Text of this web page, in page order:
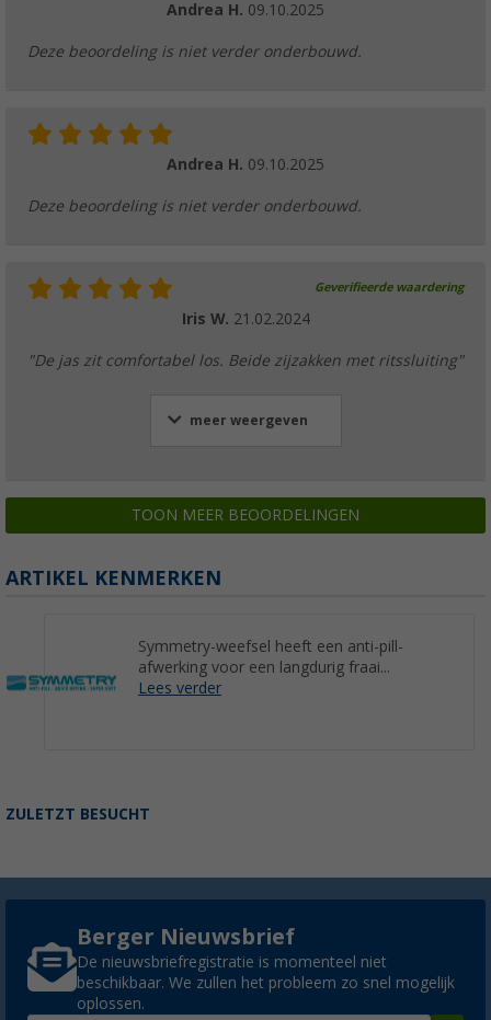
Andrea H. 09.10.2025
Deze beoordeling is niet verder onderbouwd.
Andrea H. 09.10.2025
Deze beoordeling is niet verder onderbouwd.
Geverifieerde waardering
Iris W. 21.02.2024
"De jas zit comfortabel los. Beide zijzakken met ritssluiting"
meer weergeven
TOON MEER BEOORDELINGEN
ARTIKEL KENMERKEN
Symmetry-weefsel heeft een anti-pill-
afwerking voor een langdurig fraai...
Lees verder
ZULETZT BESUCHT
Berger Nieuwsbrief
De nieuwsbriefregistratie is momenteel niet
beschikbaar. We zullen het probleem zo snel mogelijk
oplossen.